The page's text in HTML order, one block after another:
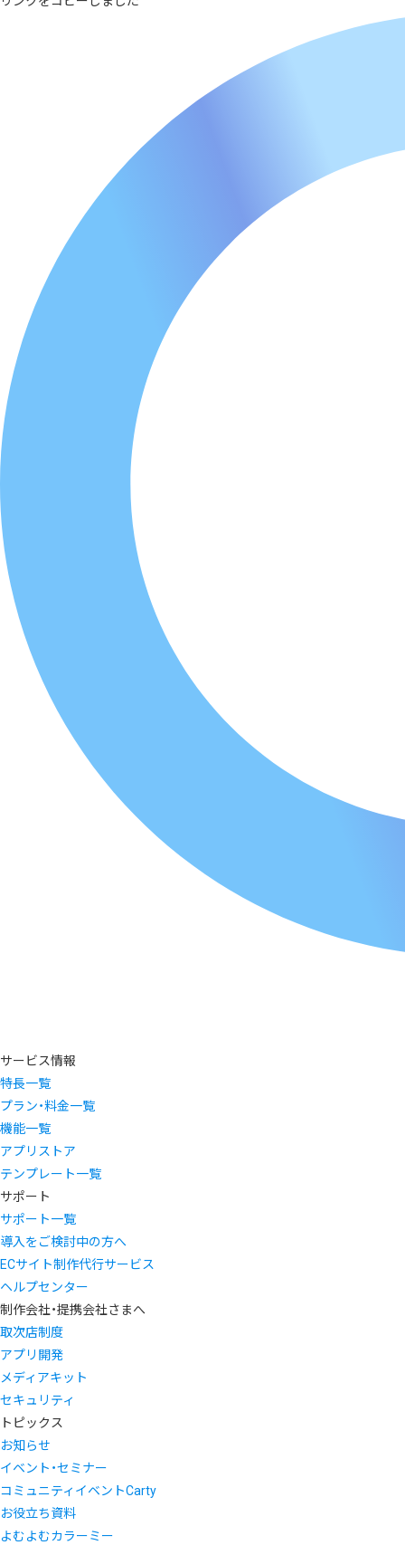
サービス情報
特長一覧
プラン・料金一覧
機能一覧
アプリストア
テンプレート一覧
サポート
サポート一覧
導入をご検討中の方へ
ECサイト制作代行サービス
ヘルプセンター
制作会社・提携会社さまへ
取次店制度
アプリ開発
メディアキット
セキュリティ
トピックス
お知らせ
イベント・セミナー
コミュニティイベントCarty
お役立ち資料
よむよむカラーミー